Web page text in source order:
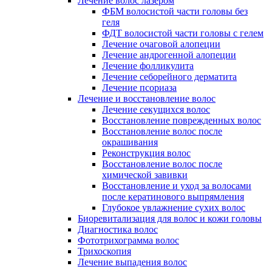
ФБМ волосистой части головы без
геля
ФДТ волосистой части головы с гелем
Лечение очаговой алопеции
Лечение андрогенной алопеции
Лечение фолликулита
Лечение себорейного дерматита
Лечение псориаза
Лечение и восстановление волос
Лечение секущихся волос
Восстановление поврежденных волос
Восстановление волос после
окрашивания
Реконструкция волос
Восстановление волос после
химической завивки
Восстановление и уход за волосами
после кератинового выпрямления
Глубокое увлажнение сухих волос
Биоревитализация для волос и кожи головы
Диагностика волос
Фототрихограмма волос
Трихоскопия
Лечение выпадения волос